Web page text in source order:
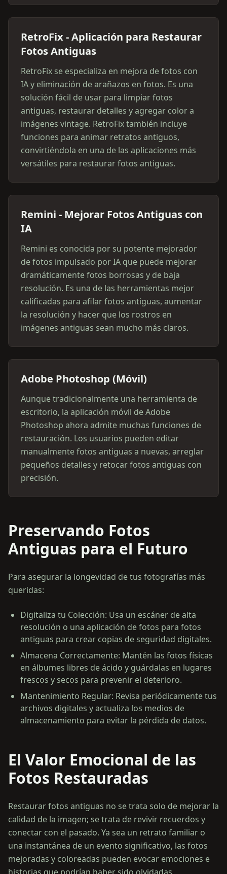
RetroFix - Aplicación para Restaurar
Fotos Antiguas
RetroFix se especializa en mejora de fotos con
IA y eliminación de arañazos en fotos. Es una
solución fácil de usar para limpiar fotos
antiguas, restaurar detalles y agregar color a
imágenes vintage. RetroFix también incluye
funciones para animar retratos antiguos,
convirtiéndola en una de las aplicaciones más
versátiles para restaurar fotos antiguas.
Remini - Mejorar Fotos Antiguas con
IA
Remini es conocida por su potente mejorador
de fotos impulsado por IA que puede mejorar
dramáticamente fotos borrosas y de baja
resolución. Es una de las herramientas mejor
calificadas para afilar fotos antiguas, aumentar
la resolución y hacer que los rostros en
imágenes antiguas sean mucho más claros.
Adobe Photoshop (Móvil)
Aunque tradicionalmente una herramienta de
escritorio, la aplicación móvil de Adobe
Photoshop ahora admite muchas funciones de
restauración. Los usuarios pueden editar
manualmente fotos antiguas a nuevas, arreglar
pequeños detalles y retocar fotos antiguas con
precisión.
Preservando Fotos
Antiguas para el Futuro
Para asegurar la longevidad de tus fotografías más
queridas:
Digitaliza tu Colección: Usa un escáner de alta
resolución o una aplicación de fotos para fotos
antiguas para crear copias de seguridad digitales.
Almacena Correctamente: Mantén las fotos físicas
en álbumes libres de ácido y guárdalas en lugares
frescos y secos para prevenir el deterioro.
Mantenimiento Regular: Revisa periódicamente tus
archivos digitales y actualiza los medios de
almacenamiento para evitar la pérdida de datos.
El Valor Emocional de las
Fotos Restauradas
Restaurar fotos antiguas no se trata solo de mejorar la
calidad de la imagen; se trata de revivir recuerdos y
conectar con el pasado. Ya sea un retrato familiar o
una instantánea de un evento significativo, las fotos
mejoradas y coloreadas pueden evocar emociones e